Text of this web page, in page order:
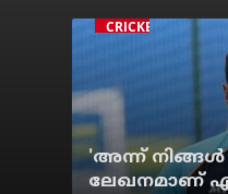
CRICKET
'അന്ന്
ലേഖനമാണ്